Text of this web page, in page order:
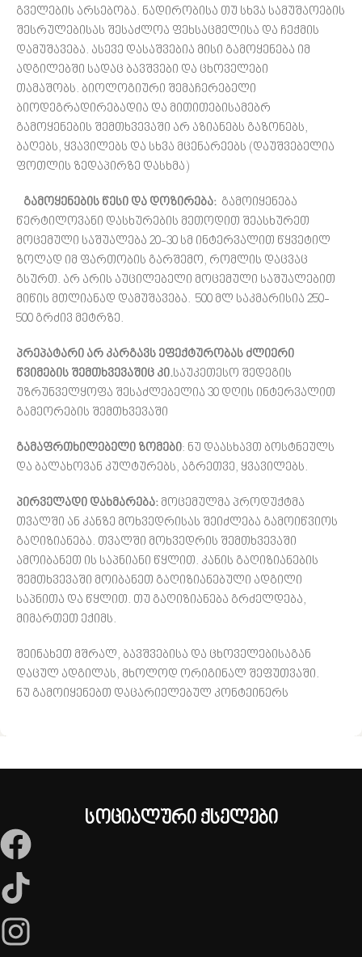
გველების არსებობა. ნადირობისა თუ სხვა სამუშაოების
შესრულებისას შესაძლოა ფეხსაცმელისა და ჩექმის
დამუშავება. ასევე დასაშვებია მისი გამოყენება იმ
ადგილებში სადაც ბავშვები და ცხოველები
თამაშობს. ბიოლოგიური შემაჩერებელი
ბიოდეგრადირებადია და მითითებისამებრ
გამოყენების შემთხვევაში არ აზიანებს გაზონებს,
ბაღებს, ყვავილებს და სხვა მცენარეებს (დაუშვებელია
ფოთლის ზედაპირზე დასხმა)
გამოყენების წესი და დოზირება: გამოიყენება
წერტილოვანი დასხურების მეთოდით შეასხურეთ
მოცემული საშუალება 20-30 სმ ინტერვალით წყვეტილ
ზოლად იმ ფართობის გარშემო, რომლის დაცვაც
გსურთ. არ არის აუცილებელი მოცემული საშუალებით
მიწის მთლიანად დამუშავება. 500 მლ საკმარისია 250-
500 გრძივ მეტრზე.
პრეპატარი არ კარგავს ეფექტურობას ძლიერი
წვიმების შემთხვევაშიც კი.საუკეთესო შედეგის
უზრუნველყოფა შესაძლებელია 30 დღის ინტერვალით
გამეორების შემთხვევაში
გამაფრთხილებელი ზომები: ნუ დაასხავთ ბოსტნეულს
და ბალახოვან კულტურებს, აგრეთვე, ყვავილებს.
პირველადი დახმარება: მოცემულმა პროდუქტმა
თვალში ან კანზე მოხვედრისას შეიძლება გამოიწვიოს
გაღიზიანება. თვალში მოხვედრის შემთხვევაში
ამოიბანეთ ის საპნიანი წყლით. კანის გაღიზიანების
შემთხვევაში მოიბანეთ გაღიზიანებული ადგილი
საპნითა და წყლით. თუ გაღიზიანება გრძელდება,
მიმართეთ ექიმს.
შეინახეთ მშრალ, ბავშვებისა და ცხოველებისაგან
დაცულ ადგილას, მხოლოდ ორიგინალ შეფუთვაში.
ნუ გამოიყენებთ დაცარიელებულ კონტეინერს
სოციალური ქსელები